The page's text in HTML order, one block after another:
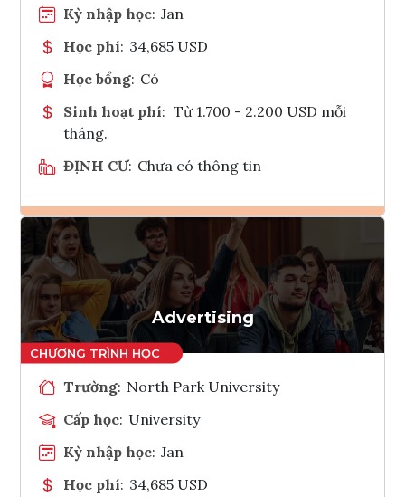
Kỳ nhập học: Jan
Học phí: 34,685 USD
Học bổng: Có
Sinh hoạt phí: Từ 1.700 - 2.200 USD mỗi
tháng.
ĐỊNH CƯ: Chưa có thông tin
Ghi danh
Tham vấn Interlink
Advertising
Trường: North Park University
Cấp học: University
Kỳ nhập học: Jan
Học phí: 34,685 USD